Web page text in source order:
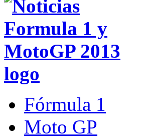
Fórmula 1
Moto GP